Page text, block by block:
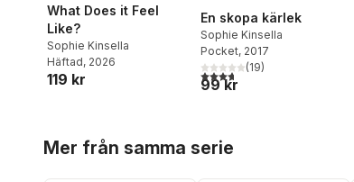
What Does it Feel
Like?
Sophie Kinsella
Häftad, 2026
119 kr
En skopa kärlek
Sophie Kinsella
Pocket, 2017
3,7utav 5 stjärnor. Totalt
(19)
99 kr
Mer från samma serie